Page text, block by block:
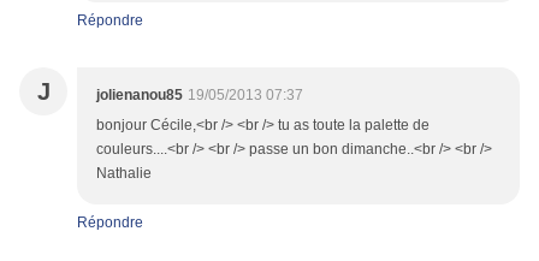
Répondre
J jolienanou85 19/05/2013 07:37
bonjour Cécile,<br /> <br /> tu as toute la palette de
couleurs....<br /> <br /> passe un bon dimanche..<br /> <br />
Nathalie
Répondre